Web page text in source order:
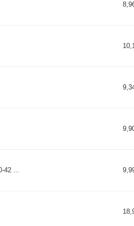
42 ...